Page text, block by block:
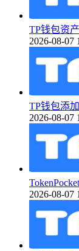
TP钱包资
2026-08-07
TP钱包添
2026-08-07
2026-08-07